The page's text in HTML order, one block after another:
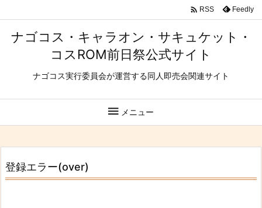
ナゴコス・キャラオン・サキュケット・
コスROM前日祭公式サイト
ナゴコス実行委員会が運営する同人即売会関連サイト
 メニュー
 RSS Feedly
登録エラー(over)